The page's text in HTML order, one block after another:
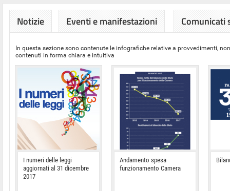
Notizie Eventi e manifestazioni Comunicati
In questa sezione sono contenute le infografiche relative a provvedimenti,
contenuti in forma chiara e intuitiva
I numeri delle leggi
aggiornati al 31 dicembre
2017
Andamento spesa
funzionamento Camera